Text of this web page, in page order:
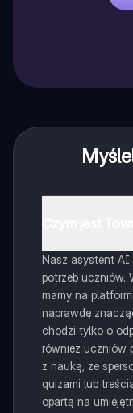
Nasz asystent AI
potrzeb uczniów.
mamy na
naprawdę
chodzi tylko o
również uczniów
z nauką, ze
quizami lub
opartą na